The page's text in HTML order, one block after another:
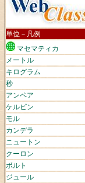
単位－凡例
マセマティカ
メートル
キログラム
秒
アンペア
ケルビン
モル
カンデラ
ニュートン
クーロン
ボルト
ジュール